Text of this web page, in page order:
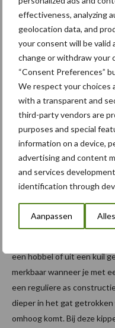
effectiveness, analyzing
geolocation data, and
your consent will be valid
change or withdraw your
“Consent Preferences”
We respect your choices
with a transparent and
third-party vendors are
purposes and special
information on a device,
advertising and content
and services
identification through
Aanpassen
De twee wielassen zijn
verbonden. De wielassen
vastgeschroefd aan de
met het chassis
boven een
gefixeerde as – komen te
een hobbel of uit een kuil
merkbaar wanneer je met
een reguliere as
dieper in het gat
omhoog komt. Bij deze